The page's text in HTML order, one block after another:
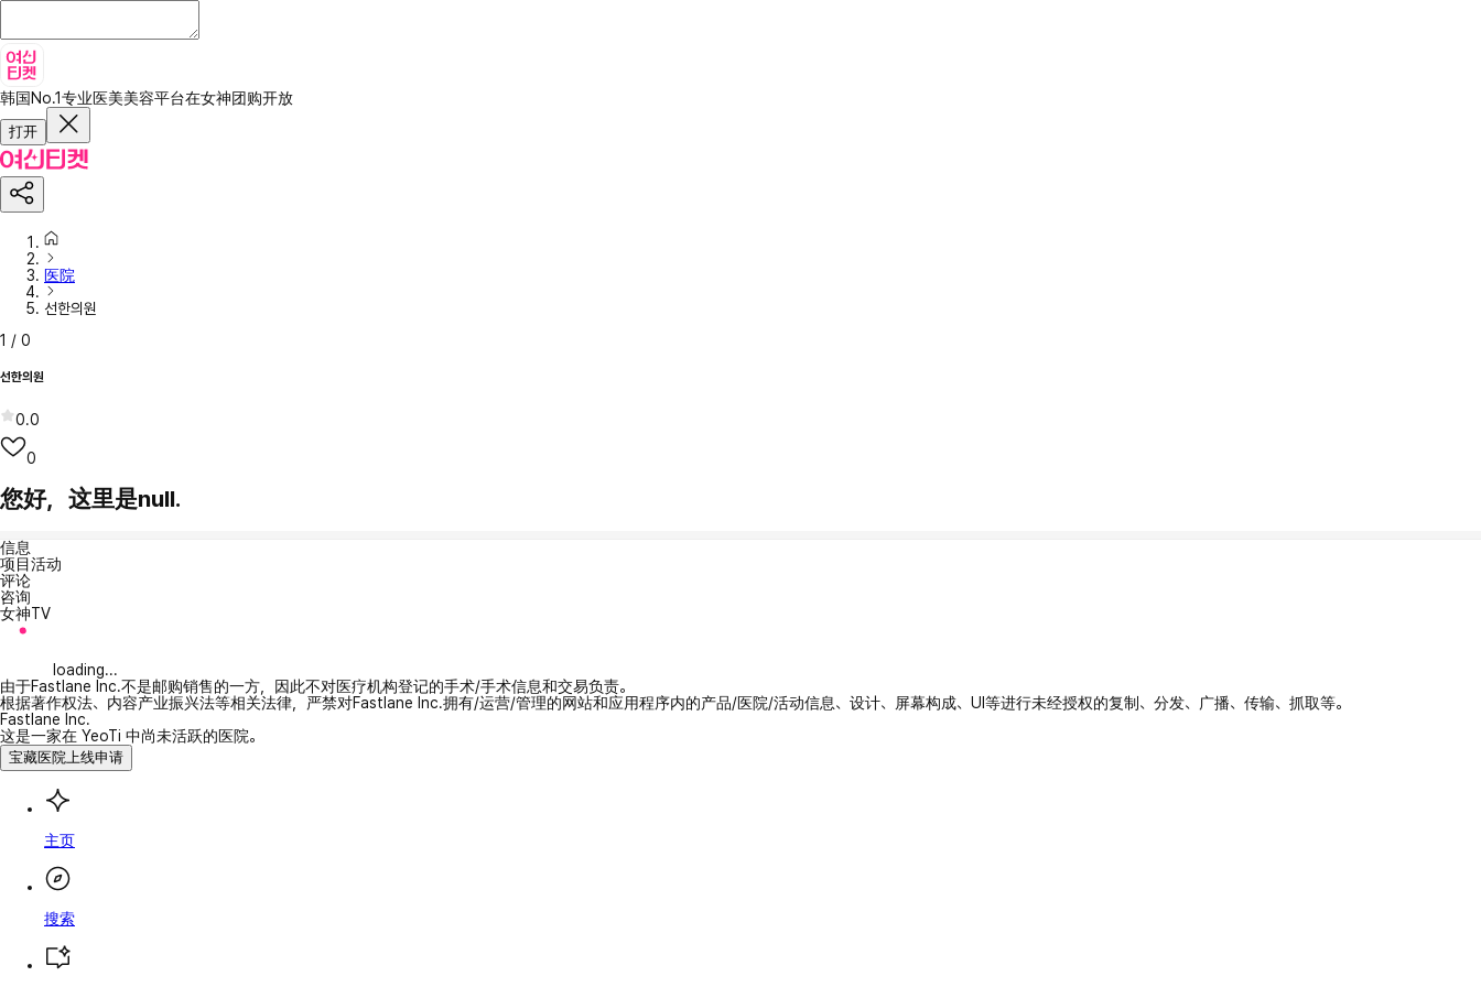
韩国No.1专业医美美容平台在女神团购开放
打开
医院
선한의원
1 / 0
선한의원
0.0
0
您好，这里是null.
信息
项目活动
评论
咨询
女神TV
loading...
由于Fastlane Inc.不是邮购销售的一方，因此不对医疗机构登记的手术/手术信息和交易负责。
根据著作权法、内容产业振兴法等相关法律，严禁对Fastlane Inc.拥有/运营/管理的网站和应用程序内的产品/医院/活动信息、设计、屏幕构成、UI等进行未经授权的复制、分发、广播、传输、抓取等。
Fastlane Inc.
这是一家在 YeoTi 中尚未活跃的医院。
宝藏医院上线申请
主页
搜索